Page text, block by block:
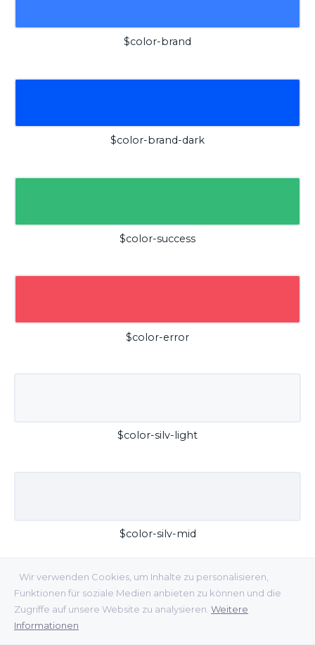
Wir verwenden Cookies, um Inhalte zu personalisieren,
Funktionen für soziale Medien anbieten zu können und die
Zugriffe auf unsere Website zu analysieren. Weitere
Informationen
$color-brand
$color-brand-dark
$color-success
$color-error
$color-silv-light
$color-silv-mid